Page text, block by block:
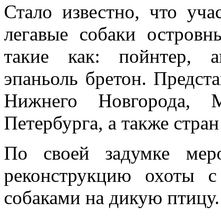
Стало известно, что
легавые собаки
такие как: пойнтер,
эпаньоль бретон.
Нижнего Новгорода,
Петербурга, а также
По своей задумке
реконструкцию охоты
собаками на дикую птицу.